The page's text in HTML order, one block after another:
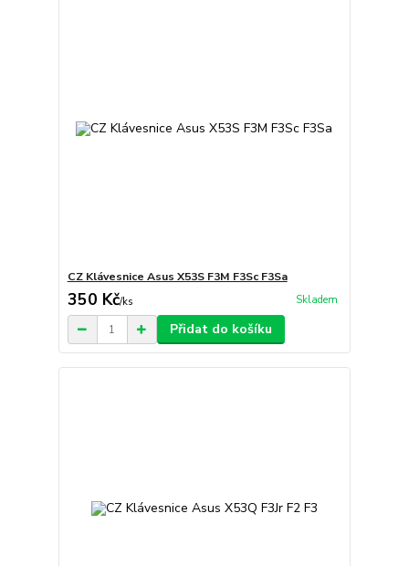
CZ Klávesnice Asus X53S F3M F3Sc F3Sa
350 Kč/ks Skladem
Přidat do košíku